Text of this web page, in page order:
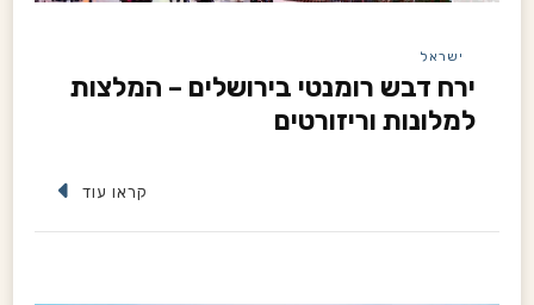
ישראל
ירח דבש רומנטי בירושלים – המלצות
למלונות וריזורטים
קראו עוד